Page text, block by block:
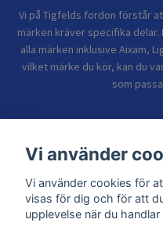
Vi på Tigfelds fordon förstår
märken kräver specifika
alla märken inklusive Aixam,
vilket märke du kör, kan du
som
Sidor
Vi använder
Vi använder cookies för
visas för dig och för att
upplevelse när du